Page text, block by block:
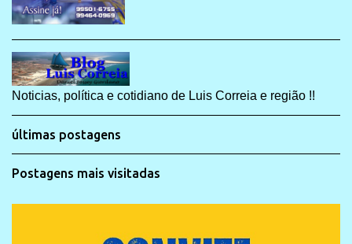
Noticias, política e cotidiano de Luis Correia e região !!
últimas postagens
Postagens mais visitadas